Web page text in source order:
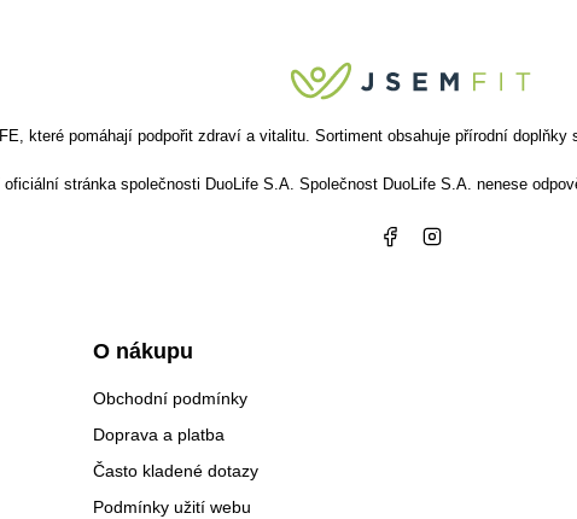
které pomáhají podpořit zdraví a vitalitu. Sortiment obsahuje přírodní
oficiální stránka společnosti DuoLife S.A. Společnost DuoLife S.A. nenese
O nákupu
Obchodní podmínky
Doprava a platba
Často kladené dotazy
Podmínky užití webu